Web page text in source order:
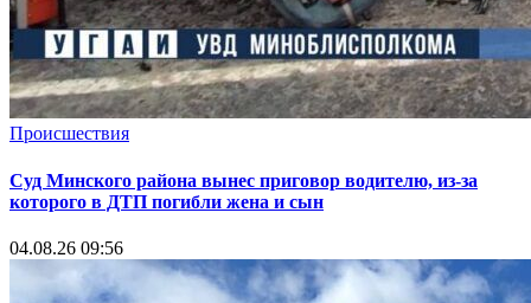
Происшествия
Суд Минского района вынес приговор водителю, из-за
которого в ДТП погибли жена и сын
04.08.26 09:56